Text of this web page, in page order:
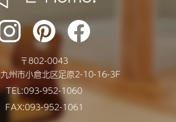
〒802-0043
州市小倉北区足原2-10-16-3F
TEL:093-952-1060
FAX:093-952-1061